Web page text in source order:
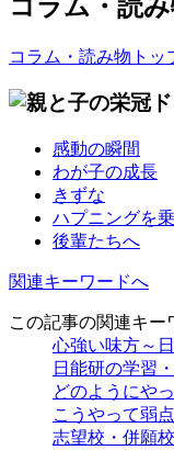
コラム・読
コラム・読み物トッ
感動の瞬間
わが子の成長
きずな
ハプニングを
後輩たちへ
関連キーワードへ
この記事の関連キー
心強い味方～
日能研の学習
どのようにや
こうやって弱
志望校・併願